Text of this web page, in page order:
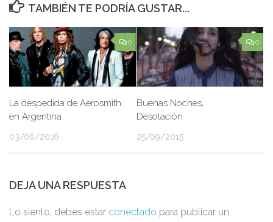
TAMBIÉN TE PODRÍA GUSTAR...
0
La despedida de Aerosmith
en Argentina
03/06/2016
0
Buenas Noches,
Desolación
25/09/2015
DEJA UNA RESPUESTA
Lo siento, debes estar conectado para publicar un